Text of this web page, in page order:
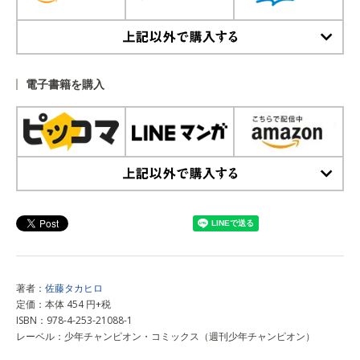
電子書籍を購入
著者： 佐藤タカヒロ
定価：本体 454 円+税
ISBN：978-4-253-21088-1
レーベル：少年チャンピオン・コミックス（週刊少年チャンピオン）